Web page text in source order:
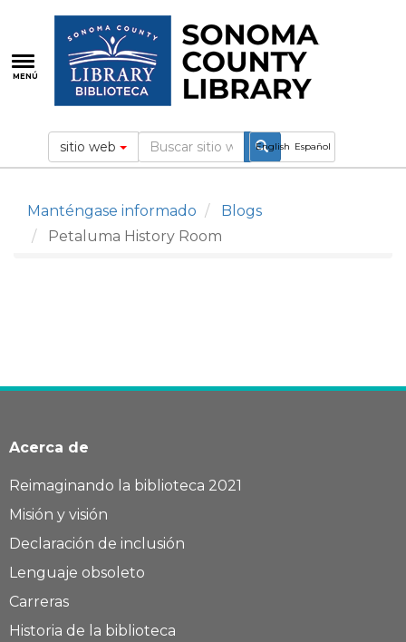
contenido
principal
MENÚ
English Español
sitio web
Manténgase informado
Blogs
Petaluma History Room
Acerca de
Reimaginando la biblioteca 2021
Misión y visión
Declaración de inclusión
Lenguaje obsoleto
Carreras
Historia de la biblioteca